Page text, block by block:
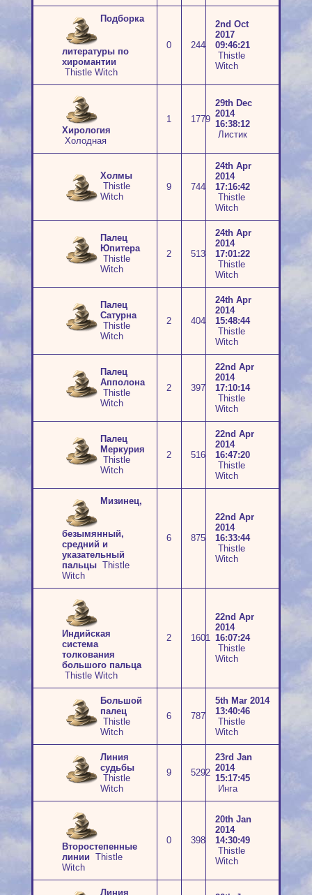
Подборка
литературы по
хиромантии
Thistle Witch
0 244
2nd Oct
2017
09:46:21
Thistle
Witch
Хирология
Холодная
1 1779
29th Dec
2014
16:38:12
Листик
Холмы
Thistle
Witch
9 744
24th Apr
2014
17:16:42
Thistle
Witch
Палец
Юпитера
Thistle
Witch
2 513
24th Apr
2014
17:01:22
Thistle
Witch
Палец
Сатурна
Thistle
Witch
2 404
24th Apr
2014
15:48:44
Thistle
Witch
Палец
Апполона
Thistle
Witch
2 397
22nd Apr
2014
17:10:14
Thistle
Witch
Палец
Меркурия
Thistle
Witch
2 516
22nd Apr
2014
16:47:20
Thistle
Witch
Мизинец,
безымянный,
средний и
указательный
пальцы Thistle
Witch
6 875
22nd Apr
2014
16:33:44
Thistle
Witch
Индийская
система
толкования
большого пальца
Thistle Witch
2 1601
22nd Apr
2014
16:07:24
Thistle
Witch
Большой
палец
Thistle
Witch
6 787
5th Mar 2014
13:40:46
Thistle
Witch
Линия
судьбы
Thistle
Witch
9 5292
23rd Jan
2014
15:17:45
Инга
Второстепенные
линии Thistle
Witch
0 398
20th Jan
2014
14:30:49
Thistle
Witch
Линия